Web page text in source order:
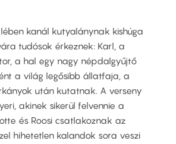
kanál kutyalánynak kishúga
tudósok érkeznek: Karl, a
a hal egy nagy népdalgyűjtő
a világ legősibb állatfaja, a
után kutatnak. A verseny
akinek sikerül felvennie a
és Roosi csatlakoznak az
hihetetlen kalandok sora veszi